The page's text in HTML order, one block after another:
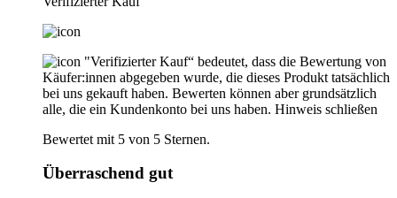
"Verifizierter Kauf“ bedeutet, dass die Bewertung von
Käufer:innen abgegeben wurde, die dieses Produkt tatsächlich
bei uns gekauft haben. Bewerten können aber grundsätzlich
alle, die ein Kundenkonto bei uns haben. Hinweis schließen
Bewertet mit 5 von 5 Sternen.
Überraschend gut